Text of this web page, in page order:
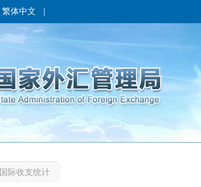
繁体中文
国际收支统计